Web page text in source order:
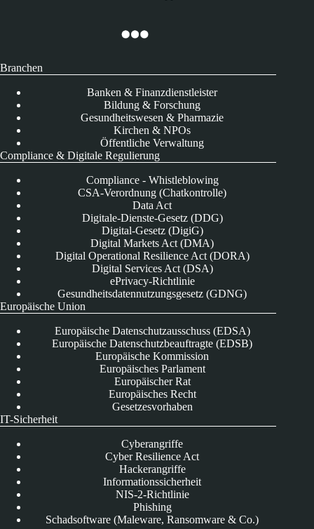
Branchen
Banken & Finanzdienstleister
Bildung & Forschung
Gesundheitswesen & Pharmazie
Kirchen & NPOs
Öffentliche Verwaltung
Compliance & Digitale Regulierung
Compliance - Whistleblowing
CSA-Verordnung (Chatkontrolle)
Data Act
Digitale-Dienste-Gesetz (DDG)
Digital-Gesetz (DigiG)
Digital Markets Act (DMA)
Digital Operational Resilience Act (DORA)
Digital Services Act (DSA)
ePrivacy-Richtlinie
Gesundheitsdatennutzungsgesetz (GDNG)
Europäische Union
Europäische Datenschutzausschuss (EDSA)
Europäische Datenschutzbeauftragte (EDSB)
Europäische Kommission
Europäisches Parlament
Europäischer Rat
Europäisches Recht
Gesetzesvorhaben
IT-Sicherheit
Cyberangriffe
Cyber Resilience Act
Hackerangriffe
Informationssicherheit
NIS-2-Richtlinie
Phishing
Schadsoftware (Maleware, Ransomware & Co.)